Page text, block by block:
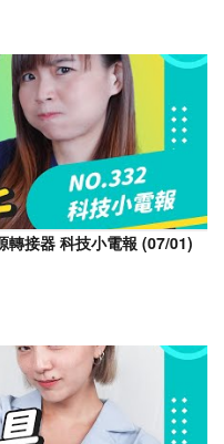
轉接器 科技小電報 (07/01)